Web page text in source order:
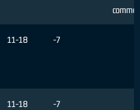
11-18 -7
11-18 -7